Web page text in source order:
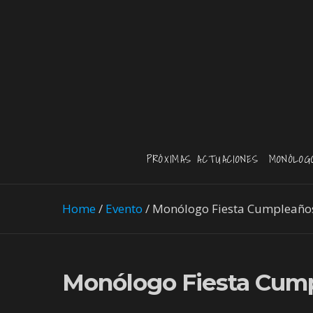
PRÓXIMAS ACTUACIONES
Home/ Evento / Monólogo Fiesta
Monólogo Fiesta